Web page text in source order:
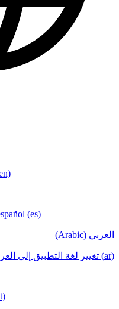
(es)
العربي (Arabic)
(ar) تغيير لغة التطبيق إلى العربية